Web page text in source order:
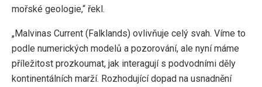
mořské geologie,“ řekl.
„Malvinas Current (Falklands) ovlivňuje celý svah. Víme to
podle numerických modelů a pozorování, ale nyní máme
příležitost prozkoumat, jak interagují s podvodními děly
kontinentálních marží. Rozhodující dopad na usnadnění